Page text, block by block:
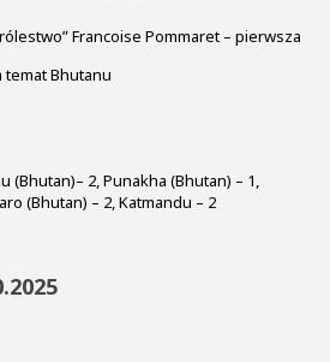
Francoise Pommaret – pierwsza
temat Bhutanu
(Bhutan)– 2, Punakha (Bhutan) – 1,
(Bhutan) – 2, Katmandu – 2